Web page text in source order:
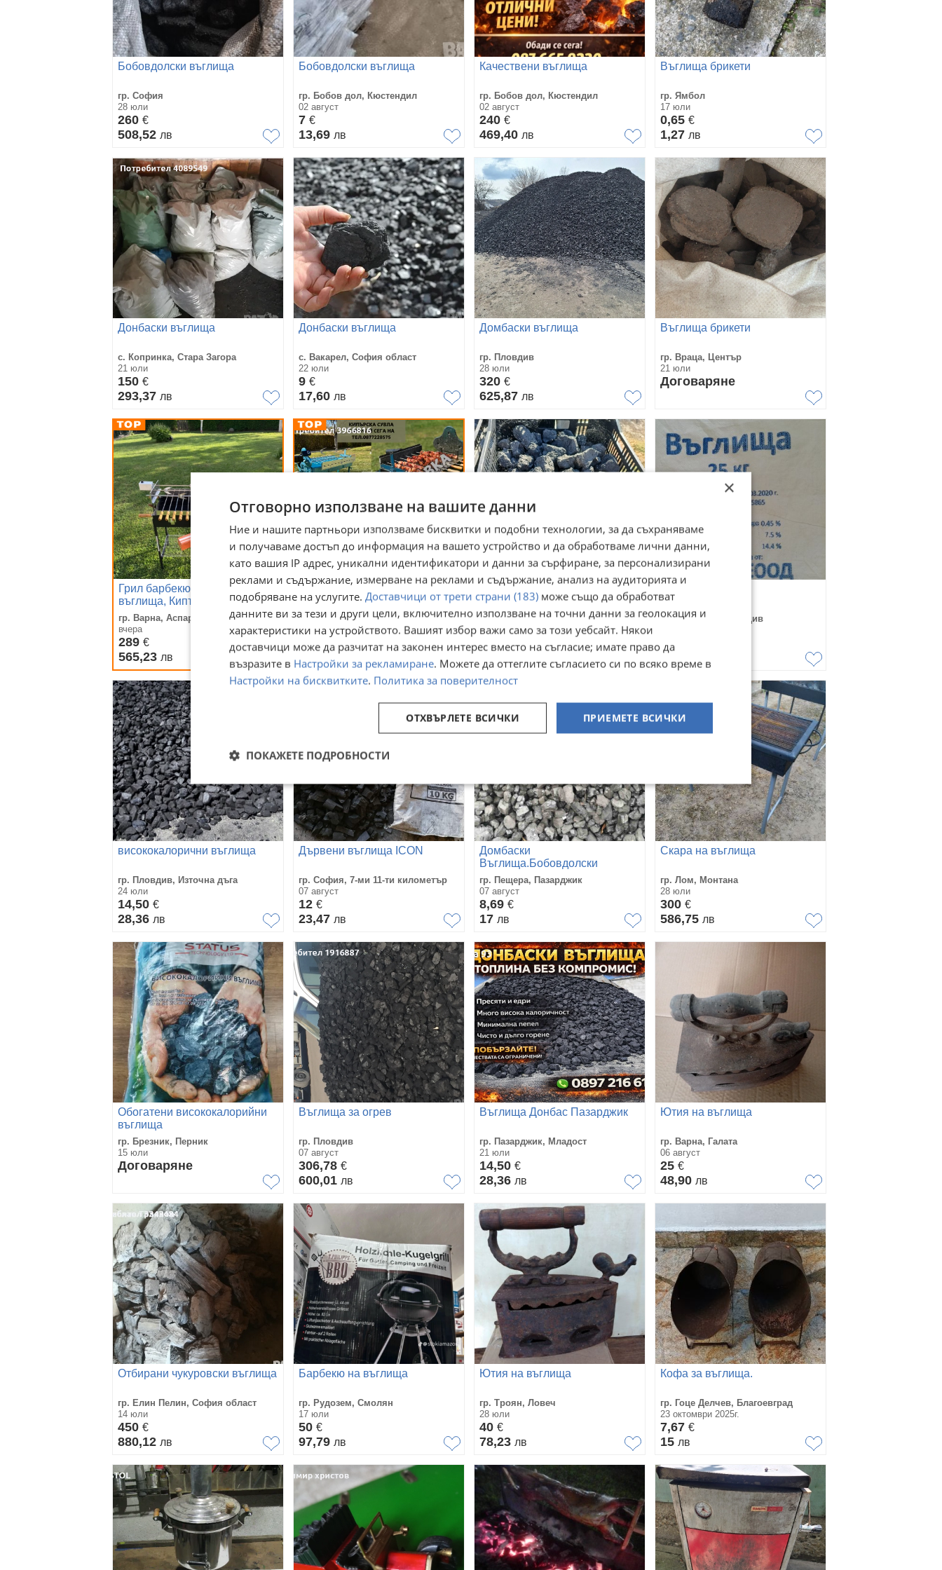
Бобовдолски въглища
гр. София
28 юли
260 €
508,52 лв
Бобовдолски въглища
гр. Бобов дол, Кюстендил
02 август
7 €
13,69 лв
Качествени въглища
гр. Бобов дол, Кюстендил
02 август
240 €
469,40 лв
Въглища брикети
гр. Ямбол
17 юли
0,65 €
1,27 лв
Донбаски въглища
с. Копринка, Стара Загора
21 юли
150 €
293,37 лв
Донбаски въглища
с. Вакарел, София област
22 юли
9 €
17,60 лв
Домбаски въглища
гр. Пловдив
28 юли
320 €
625,87 лв
Въглища брикети
гр. Враца, Център
21 юли
Договаряне
Грил барбекю на дървени
въглища, Кипърско барбекю,
Сувла, Гръцко барбекю,
Скара на дървени въглища
гр. Варна, Аспарухово
вчера
289 €
565,23 лв
Кипърско барбекю, Барбекю
на Дървени Въглища -
Сувла,Гръцко
Барбекю,Въртящ
Грил,Сувлаки,Сувлаки
гр. Варна, Аспарухово
вчера
197 €
385,30
коксови въглища
гр. Пловдив, Тракия
23 юли
250€
гр. Раковски, Пловдив
9,75
19,07
висококалорични въглища
гр. Пловдив, Източна дъга
24 юли
14,50 €
28,36 лв
Дървени въглища ICON
гр. София, 7-ми 11-ти километър
07 август
12 €
23,47 лв
Домбаски
Въглища.Бобовдолски
Въглища.
гр. Пещера, Пазарджик
07 август
8,69 €
17 лв
Скара на въглища
гр. Лом, Монтана
28 юли
300 €
586,75 лв
Обогатени висококалорийни
въглища
гр. Брезник, Перник
15 юли
Договаряне
Въглища за огрев
гр. Пловдив
07 август
306,78 €
600,01 лв
Въглища Донбас Пазарджик
гр. Пазарджик, Младост
21 юли
14,50 €
28,36 лв
Ютия на въглища
гр. Варна, Галата
06 август
25 €
48,90 лв
Отбирани чукуровски въглища
гр. Елин Пелин, София област
14 юли
450 €
880,12 лв
Барбекю на въглища
гр. Рудозем, Смолян
17 юли
50 €
97,79 лв
Ютия на въглища
гр. Троян, Ловеч
28 юли
40 €
78,23 лв
Кофа за въглища.
гр. Гоце Делчев, Благоевград
23 октомври 2025г.
7,67 €
15 лв
×
Отговорно използване на вашите данни
Ние и нашите партньори използваме бисквитки и подобни технологии, за да съхраняваме
и получаваме достъп до информация на вашето устройство и да обработваме лични данни,
като вашия IP адрес, уникални идентификатори и данни за сърфиране, за персонализирани
реклами и съдържание, измерване на реклами и съдържание, анализ на аудиторията и
подобряване на услугите. Доставчици от трети страни (183) може също да обработват
данните ви за тези и други цели, включително използване на точни данни за геолокация и
характеристики на устройството. Вашият избор важи само за този уебсайт. Някои
доставчици може да разчитат на законен интерес вместо на съгласие; имате право да
възразите в Настройки за рекламиране. Можете да оттеглите съгласието си по всяко време в
Настройки на бисквитките. Политика за поверителност
ПРИЕМЕТЕ ВСИЧКИ
ОТХВЪРЛЕТЕ ВСИЧКИ
ПОКАЖЕТЕ ПОДРОБНОСТИ